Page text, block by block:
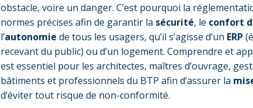
obstacle, voire un danger. C’est pourquoi la
normes précises afin de garantir la sécurité, le confort
l’autonomie de tous les usagers, qu’il s’agisse d’un ERP
recevant du public) ou d’un logement. Comprendre et
est essentiel pour les architectes, maîtres d’ouvrage,
bâtiments et professionnels du BTP afin d’assurer la
d’éviter tout risque de non-conformité.